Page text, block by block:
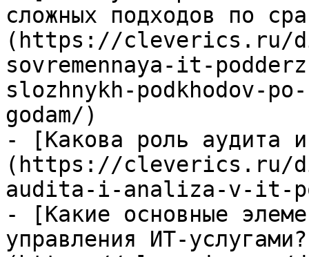
сложных подходов по
(https://cleverics.ru/
sovremennaya-it-
slozhnykh-podkhodov-
godam/)
- [Какова роль аудита
(https://cleverics.ru/
audita-i-analiza-v-it-
- [Какие основные
управления ИТ-